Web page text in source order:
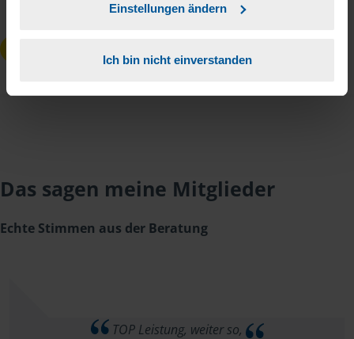
Einstellungen ändern
Ich bin nicht einverstanden
Kenntnis genommen.*
Das sagen meine Mitglieder
Echte Stimmen aus der Beratung
TOP Leistung, weiter so,